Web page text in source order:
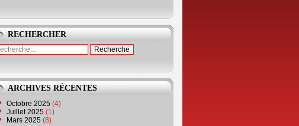
RECHERCHER
ARCHIVES RÉCENTES
Octobre 2025 (4)
Juillet 2025 (1)
Mars 2025 (8)